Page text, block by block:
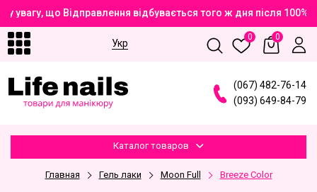
увагу, що Відправлення відбувається того ж дня після
Укр
0 0
(067) 482-76-14
(093) 649-84-79
Каталог товаров
Главная Гель лаки Moon Full Breeze Color